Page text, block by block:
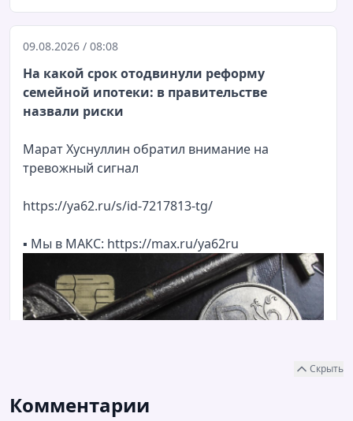
Скрыть
Комментарии
09.08.2026 / 08:08
На какой срок отодвинули реформу
семейной ипотеки: в правительстве
назвали риски
Марат Хуснуллин обратил внимание на
тревожный сигнал
https://ya62.ru/s/id-7217813-tg/
▪️ Мы в МАКС: https://max.ru/ya62ru